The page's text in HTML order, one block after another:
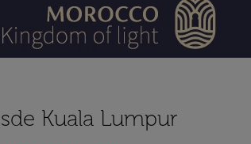
Kuala Lumpur